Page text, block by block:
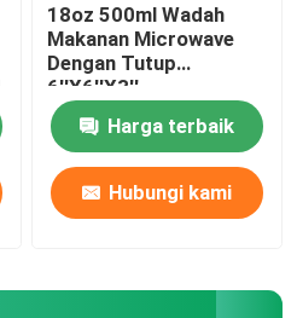
18oz 500ml Wadah
Makanan Microwave
Dengan Tutup
6''X6''X3''
Harga terbaik
Hubungi kami